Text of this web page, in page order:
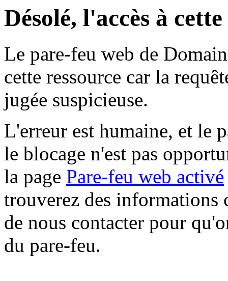
Désolé, l'accès à
Le pare-feu web de
cette ressource car la
jugée suspicieuse.
L'erreur est humaine, et le
le blocage n'est pas
la page Pare-feu web activé
trouverez des informations
de nous contacter pour
du pare-feu.